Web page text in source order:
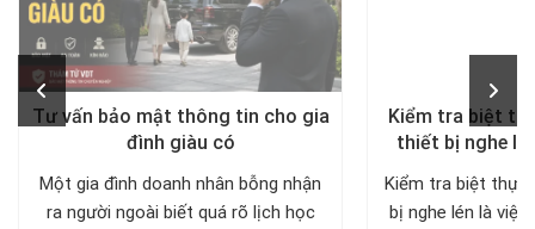
Tư vấn bảo mật thông tin cho gia
đình giàu có
Một gia đình doanh nhân bỗng nhận
ra người ngoài biết quá rõ lịch học
Kiểm tra biệt
thiết bị nghe
diện, trả lại
Kiểm tra biệt thự
bị nghe lén là